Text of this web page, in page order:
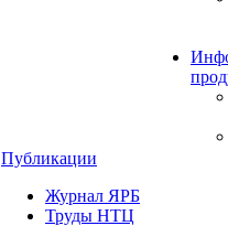
Публикации
Журнал ЯРБ
Труды НТЦ